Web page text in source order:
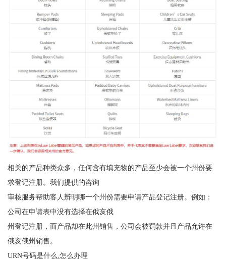
相关的产品种类众多，任何含有填充物的产品至少会被一个州份要
求登记注册。我们提供的咨询
审核服务帮助客人辨明哪一个州份需要申请产品登记注册。例如：
公司在申请表中没有选择在俄亥俄
州登记注册，而产品却在此州销售，公司会被罚款并且产品允许在
俄亥俄州销售。
URN号码是什么,怎么办理